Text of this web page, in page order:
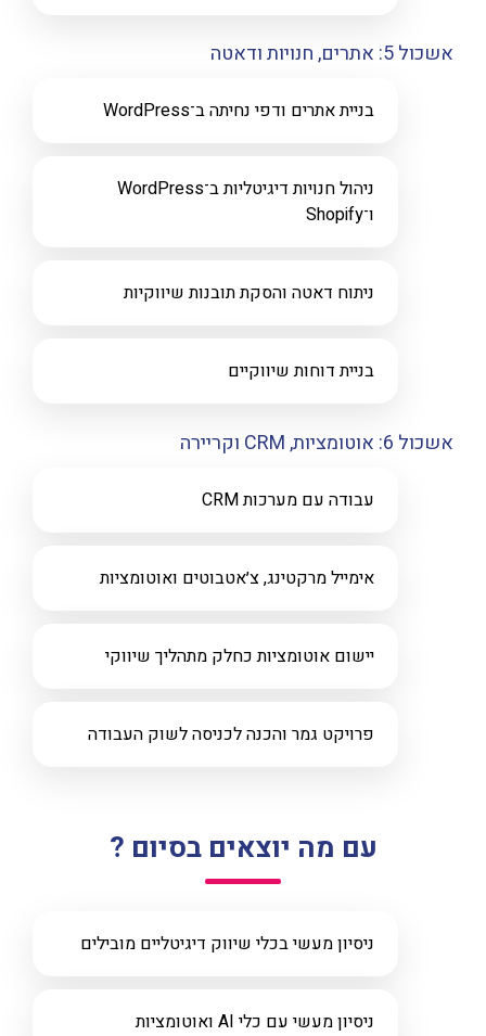
אשכול 5: אתרים, חנויות ודאטה
בניית אתרים ודפי נחיתה ב־WordPress
ניהול חנויות דיגיטליות ב־WordPress
ו־Shopify
ניתוח דאטה והסקת תובנות שיווקיות
בניית דוחות שיווקיים
אשכול 6: אוטומציות, CRM וקריירה
עבודה עם מערכות CRM
אימייל מרקטינג, צ׳אטבוטים ואוטומציות
יישום אוטומציות כחלק מתהליך שיווקי
פרויקט גמר והכנה לכניסה לשוק העבודה
עם מה יוצאים בסיום ?
ניסיון מעשי בכלי שיווק דיגיטליים מובילים
ניסיון מעשי עם כלי AI ואוטומציות